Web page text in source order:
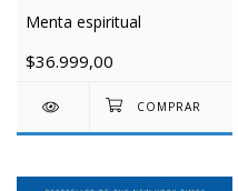
Menta espiritual
$36.999,00